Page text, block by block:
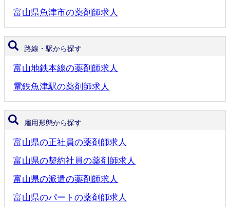
富山県魚津市の薬剤師求人
路線・駅から探す
富山地鉄本線の薬剤師求人
電鉄魚津駅の薬剤師求人
雇用形態から探す
富山県の正社員の薬剤師求人
富山県の契約社員の薬剤師求人
富山県の派遣の薬剤師求人
富山県のパートの薬剤師求人